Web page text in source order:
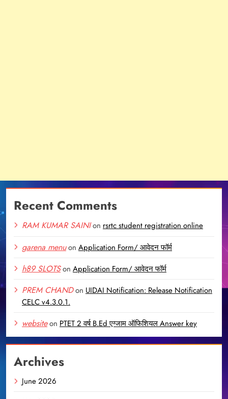
Recent Comments
RAM KUMAR SAINIon rsrtc student registration online
garena menuon Application Form/ आवेदन फॉर्म
h89 SLOTSon Application Form/ आवेदन फॉर्म
PREM CHANDon UIDAI Notification: Release Notification
CELC v4.3.0.1.
websiteon PTET 2 वर्ष B.Ed एग्जाम ऑफिशियल Answer key
Archives
June 2026